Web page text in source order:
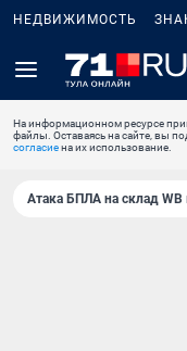
НЕДВИЖИМОСТЬ
На информационном ресурсе
файлы. Оставаясь на сайте, вы
согласиена их использование.
Атака БПЛА на склад WB